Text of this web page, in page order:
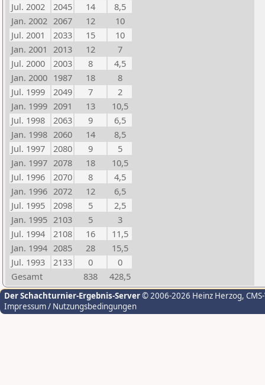
Jul. 2002
2045 14
8,5
Jan. 2002 2067 12
10
Jul. 2001
2033 15
10
Jan. 2001 2013 12
7
Jul. 2000
2003 8
4,5
Jan. 2000 1987 18
8
Jul. 1999
2049 7
2
Jan. 1999 2091 13
10,5
Jul. 1998
2063 9
6,5
Jan. 1998 2060 14
8,5
Jul. 1997
2080 9
5
Jan. 1997 2078 18
10,5
Jul. 1996
2070 8
4,5
Jan. 1996 2072 12
6,5
Jul. 1995
2098 5
2,5
Jan. 1995 2103 5
3
Jul. 1994
2108 16
11,5
Jan. 1994 2085 28
15,5
Jul. 1993
2133 0
0
Gesamt
838 428,5
Der Schachturnier-Ergebnis-Server© 2006-2026 Heinz Herzog,
Impressum / Nutzungsbedingungen